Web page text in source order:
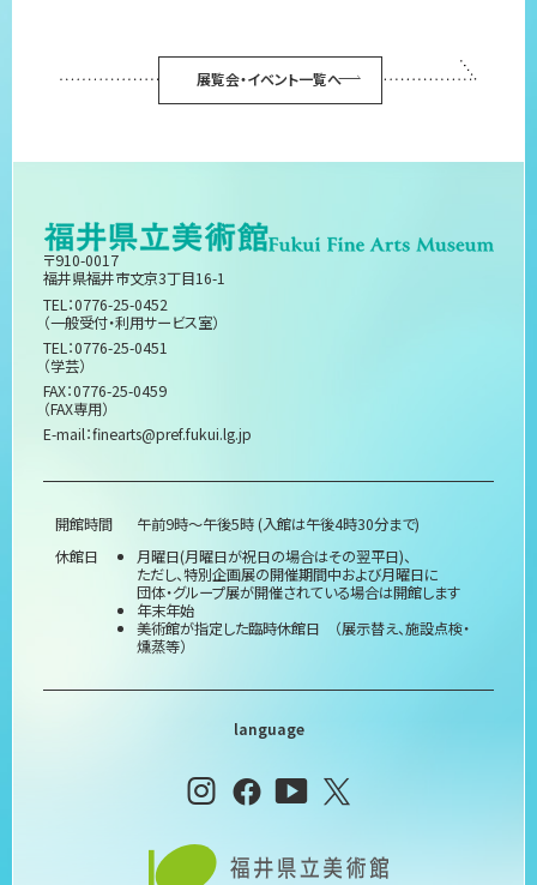
展覧会・イベント一覧へ
〒910-0017
福井県福井市文京3丁目16-1
TEL：0776-25-0452
（一般受付・利用サービス室）
TEL：0776-25-0451
（学芸）
FAX：0776-25-0459
（FAX専用）
E-mail：finearts@pref.fukui.lg.jp
開館時間
午前9時～午後5時 (入館は午後4時30分まで)
休館日
月曜日(月曜日が祝日の場合はその翌平日)、
ただし、特別企画展の開催期間中および月曜日に
団体・グループ展が開催されている場合は開館します
年末年始
美術館が指定した臨時休館日 （展示替え、施設点検・
燻蒸等）
language